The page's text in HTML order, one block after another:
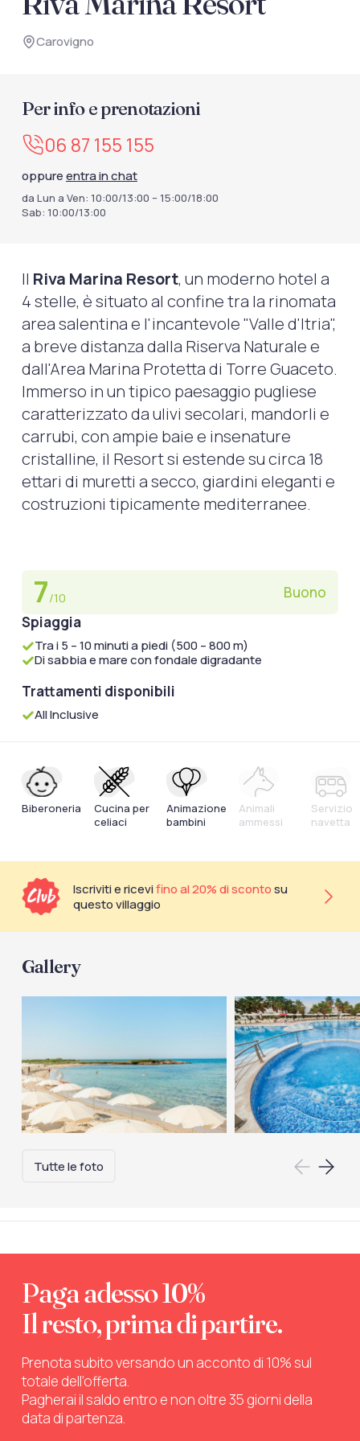
documenti di viaggio.
Carovigno
Per info e prenotazioni
06 87 155 155
oppureentra in chat
da Lun a Ven: 10:00/13:00 – 15:00/18:00
Sab: 10:00/13:00
Il Riva Marina Resort, un moderno hotel a
4 stelle, è situato al confine tra la rinomata
area salentina e l'incantevole "Valle d'Itria",
a breve distanza dalla Riserva Naturale e
dall'Area Marina Protetta di Torre Guaceto.
Immerso in un tipico paesaggio pugliese
caratterizzato da ulivi secolari, mandorli e
carrubi, con ampie baie e insenature
cristalline, il Resort si estende su circa 18
ettari di muretti a secco, giardini eleganti e
costruzioni tipicamente mediterranee.
7/10
Buono
Spiaggia
Tra i 5 – 10 minuti a piedi (500 – 800 m)
Di sabbia e mare con fondale digradante
Trattamenti disponibili
All Inclusive
Biberoneria
Cucina per
celiaci
Animazione
bambini
Animali
ammessi
Servizio
navetta
Iscriviti e ricevifino al 20% di scontosu
questo villaggio
Gallery
Tutte le foto
Paga adesso 10%
Il resto, prima di partire.
Prenota subito versando un acconto di 10% sul
totale dell’offerta.
Pagherai il saldo entro e non oltre 35 giorni della
data di partenza.